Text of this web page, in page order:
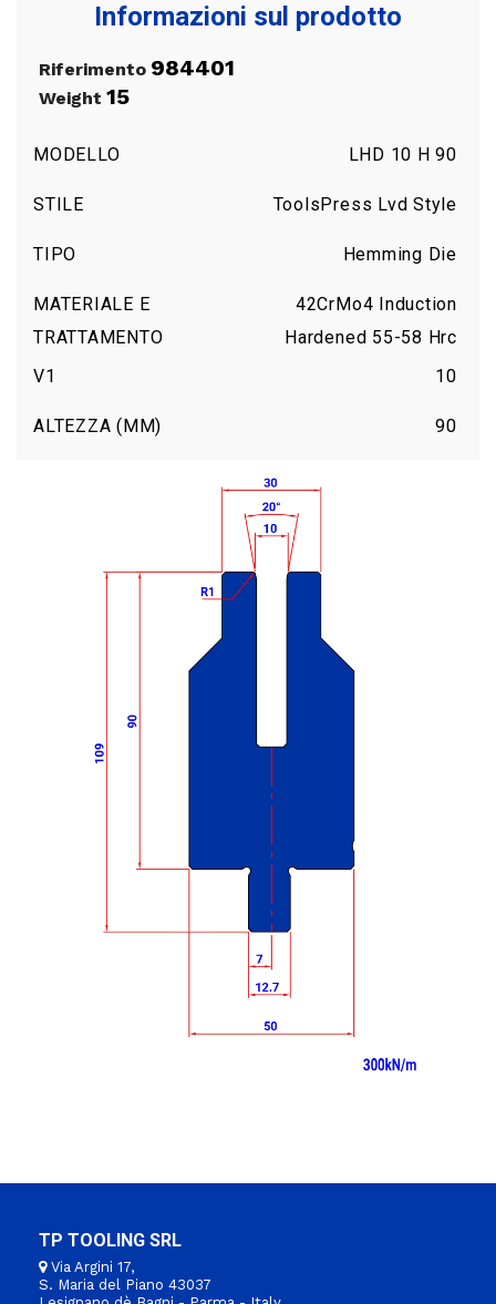
Informazioni sul prodotto
Riferimento 984401
Weight 15
MODELLO LHD 10 H 90
STILE ToolsPress Lvd Style
TIPO Hemming Die
MATERIALE E
TRATTAMENTO
42CrMo4 Induction
Hardened 55-58 Hrc
V1
10
ALTEZZA (MM) 90
TP TOOLING SRL
Via Argini 17,
S. Maria del Piano 43037